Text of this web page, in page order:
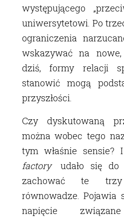
występującego
uniwersytetowi. Po
ograniczenia
wskazywać na
dziś, formy relacji
stanowić mogą
przyszłości.
Czy dyskutowaną
można wobec tego
tym właśnie
factory
udało się do
zachować te
równowadze. Pojawia
napięcie